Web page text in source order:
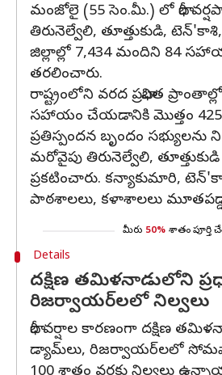
మంజోలై (55 సెం.మీ.) లో భారీ
తిరునెల్వేలి, తూత్తుకుడి,
జిల్లాల్లో 7,434 మందిని 84
తరలించారు.
రాష్ట్రంలోని వరద ప్రభావిత
సహాయం చేయడానికి మొత్తం 425
ప్రతిస్పందన బృందం
మరోవైపు తిరునెల్వేలి,
ప్రకటించారు. కన్యాకుమారి,
పాఠశాలలు, కళాశాలలు
మీరు 50% శాతం పూర్తి
Details
దక్షిణ తమిళనాడులోని
రిజర్వాయర్‌లలో నిల్వలు
భారీ వర్షాల కారణంగా దక్షిణ
డ్యామ్‌లు, రిజర్వాయర్‌లలో